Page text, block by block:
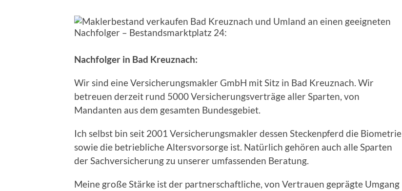
Nachfolger in Bad Kreuznach:
Wir sind eine Versicherungsmakler GmbH mit Sitz in Bad Kreuznach. Wir
betreuen derzeit rund 5000 Versicherungsverträge aller Sparten, von
Mandanten aus dem gesamten Bundesgebiet.
Ich selbst bin seit 2001 Versicherungsmakler dessen Steckenpferd die Biometrie
sowie die betriebliche Altersvorsorge ist. Natürlich gehören auch alle Sparten
der Sachversicherung zu unserer umfassenden Beratung.
Meine große Stärke ist der partnerschaftliche, von Vertrauen geprägte Umgang